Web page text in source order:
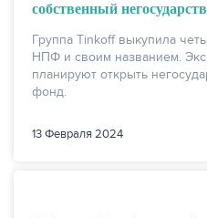
собственный
Группа Tinkoff выкупила
НПФ и своим названием.
планируют открыть
фонд.
13 Февраля 2024